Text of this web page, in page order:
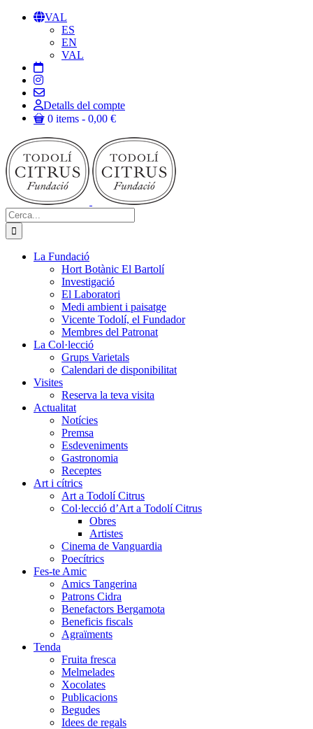
Skip
VAL
ES
EN
VAL
Detalls del compte
0 items
0,00 €
Cerca:
La Fundació
Hort Botànic El Bartolí
Investigació
El Laboratori
Medi ambient i paisatge
Vicente Todolí, el Fundador
Membres del Patronat
La Col·lecció
Grups Varietals
Calendari de disponibilitat
Visites
Reserva la teva visita
Actualitat
Notícies
Premsa
Esdeveniments
Gastronomia
Receptes
Art i cítrics
Art a Todolí Citrus
Col·lecció d’Art a Todolí Citrus
Obres
Artistes
Cinema de Vanguardia
Poecítrics
Fes-te Amic
Amics Tangerina
Patrons Cidra
Benefactors Bergamota
Beneficis fiscals
Agraïments
Tenda
Fruita fresca
Melmelades
Xocolates
Publicacions
Begudes
Idees de regals